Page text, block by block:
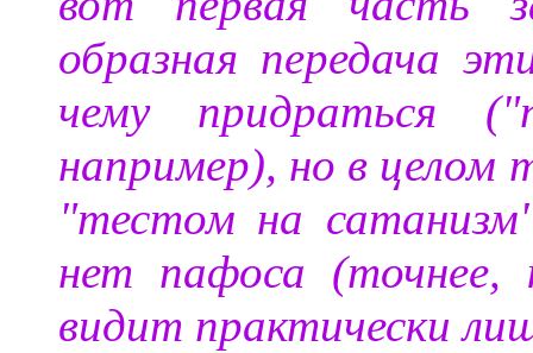
образная передача
чему придраться
например), но в
"тестом на
нет пафоса
видит практически